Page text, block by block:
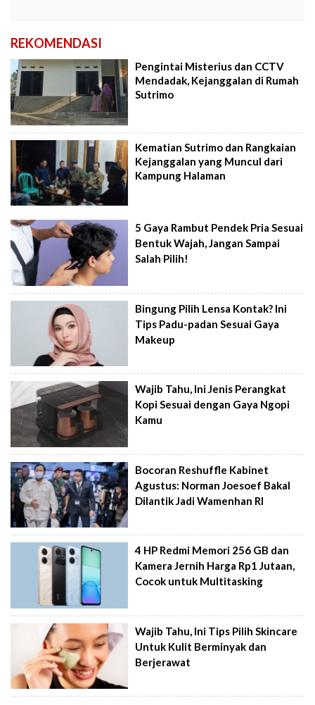
REKOMENDASI
Pengintai Misterius dan CCTV
Mendadak, Kejanggalan di Rumah
Sutrimo
Kematian Sutrimo dan Rangkaian
Kejanggalan yang Muncul dari
Kampung Halaman
5 Gaya Rambut Pendek Pria Sesuai
Bentuk Wajah, Jangan Sampai
Salah Pilih!
Bingung Pilih Lensa Kontak? Ini
Tips Padu-padan Sesuai Gaya
Makeup
Wajib Tahu, Ini Jenis Perangkat
Kopi Sesuai dengan Gaya Ngopi
Kamu
Bocoran Reshuffle Kabinet
Agustus: Norman Joesoef Bakal
Dilantik Jadi Wamenhan RI
4 HP Redmi Memori 256 GB dan
Kamera Jernih Harga Rp1 Jutaan,
Cocok untuk Multitasking
Wajib Tahu, Ini Tips Pilih Skincare
Untuk Kulit Berminyak dan
Berjerawat